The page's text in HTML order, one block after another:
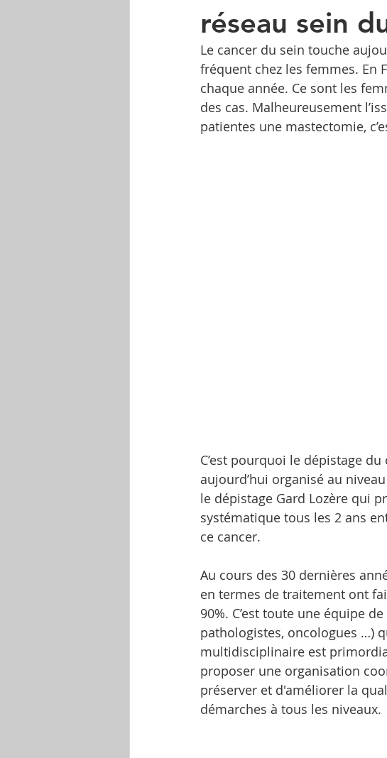
réseau sein
Le cancer du sein touche
fréquent chez les femmes. En
chaque année. Ce sont les
des cas. Malheureusement
patientes une mastectomie,
C’est pourquoi le dépistage
aujourd’hui organisé au
le dépistage Gard Lozère qui
systématique tous les 2 ans
ce cancer.
Au cours des 30 dernières
en termes de traitement ont
90%. C’est toute une équipe
pathologistes, oncologues …)
multidisciplinaire est
proposer une organisation
préserver et d'améliorer la
démarches à tous les niveaux.